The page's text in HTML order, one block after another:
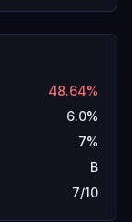
48.64%
6.0%
7%
B
7/10